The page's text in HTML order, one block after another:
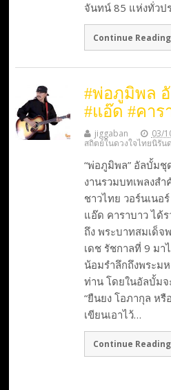
จันทน์ 85 แห่งทั่วป
Continue Reading
#พ่อภูมิพล
#แอ๊ด #คาร
jiggaban 03/
สถิตย์ในดวงใจไทยนิรัน
“พ่อภูมิพล” อัลบั้มชุ
งานรวมบทเพลงส
ชาวไทย วอร์นเนอ
แอ๊ด คาราบาว ได้
ถึง พระบาทสมเด็
เดช รัชกาลที่ 9 ม
น้อมรำลึกถึงพระม
ท่าน โดยในอัลบั้มจ
“ยืนยง โอภากุล หรื
เขียนเอาไว้…
Continue Reading